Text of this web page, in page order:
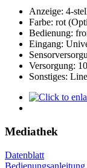
Anzeige: 4-
Farbe: rot
Bedienung:
Eingang:
Versorgung:
Sonstiges:
Mediathek
Datenblatt
Bedienungsanleitung